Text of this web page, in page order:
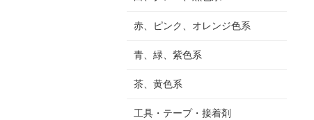
赤、ピンク、オレンジ色系
青、緑、紫色系
茶、黄色系
工具・テープ・接着剤